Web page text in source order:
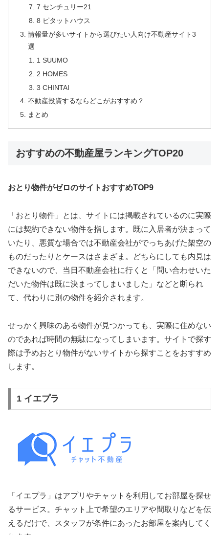
7 センチュリー21
8 ピタットハウス
情報量が多いサイトから選びたい人向け不動産サイト3
選
1 SUUMO
2 HOMES
3 CHINTAI
不動産投資するならどこがおすすめ？
まとめ
おすすめの不動産屋ランキングTOP20
おとり物件がゼロのサイトおすすめTOP9
「おとり物件」とは、サイトには掲載されているのに実際
には契約できない物件を指します。既に入居者が決まって
いたり、悪質な場合では不動産会社がでっちあげた架空の
ものだったりとケースはさまざま。どちらにしても内見は
できないので、当日不動産会社に行くと「問い合わせいた
だいた物件は既に決まってしまいました」などと断られ
て、代わりに別の物件を紹介されます。
せっかく興味のある物件が見つかっても、実際に住めない
のであれば時間の無駄になってしまいます。サイトで探す
際は予めおとり物件がないサイトから探すことをおすすめ
します。
1 イエプラ
「イエプラ」はアプリやチャットを利用してお部屋を探せ
るサービス。チャット上で希望のエリアや間取りなどを伝
えるだけで、スタッフが条件にあったお部屋を案内してく